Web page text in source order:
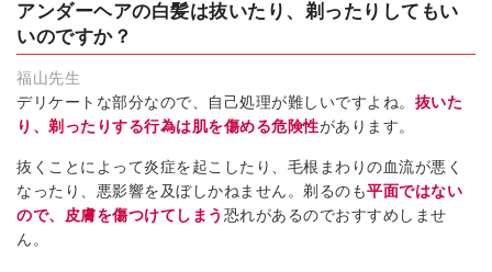
アンダーヘアの白髪は抜いたり、剃ったりしてもい
いのですか？
福山先生
デリケートな部分なので、自己処理が難しいですよね。 抜いた
り、剃ったりする行為は肌を傷める危険性があります。
抜くことによって炎症を起こしたり、毛根まわりの血流が悪く
なったり、悪影響を及ぼしかねません。剃るのも平面ではない
ので、皮膚を傷つけてしまう 恐れがあるのでおすすめしませ
ん。